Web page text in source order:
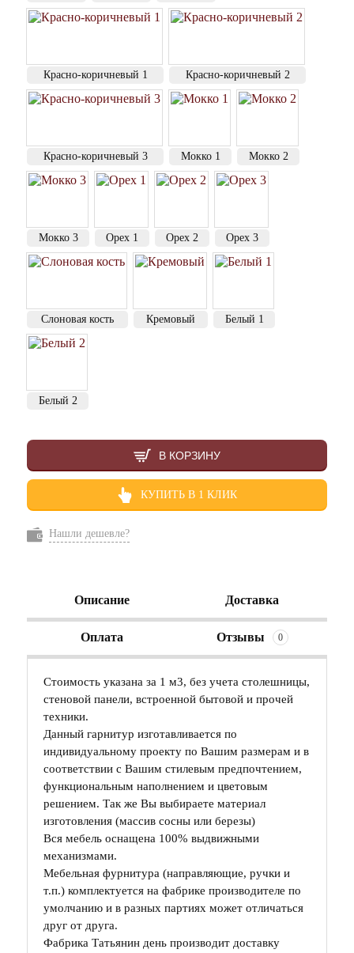
Красно-коричневый 1 Красно-коричневый 2
Красно-коричневый 3 Мокко 1 Мокко 2
Мокко 3 Орех 1 Орех 2 Орех 3
Слоновая кость Кремовый Белый 1
Белый 2
В КОРЗИНУ
КУПИТЬ В 1 КЛИК
Нашли дешевле?
Описание Доставка
Оплата Отзывы 0
Стоимость указана за 1 м3, без учета столешницы,
стеновой панели, встроенной бытовой и прочей
техники.
Данный гарнитур изготавливается по
индивидуальному проекту по Вашим размерам и в
соответствии с Вашим стилевым предпочтением,
функциональным наполнением и цветовым
решением. Так же Вы выбираете материал
изготовления (массив сосны или березы)
Вся мебель оснащена 100% выдвижными
механизмами.
Мебельная фурнитура (направляющие, ручки и
т.п.) комплектуется на фабрике производителе по
умолчанию и в разных партиях может отличаться
друг от друга.
Фабрика Татьянин день производит доставку